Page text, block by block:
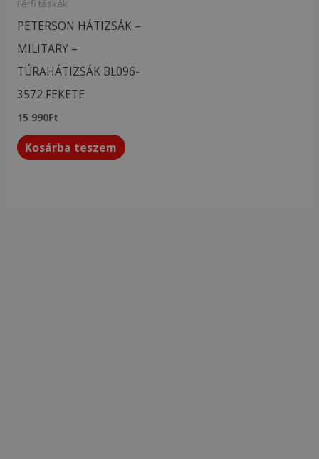
Férfi táskák
PETERSON HÁTIZSÁK –
MILITARY –
TÚRAHÁTIZSÁK BL096-
3572 FEKETE
15 990Ft
Kosárba teszem